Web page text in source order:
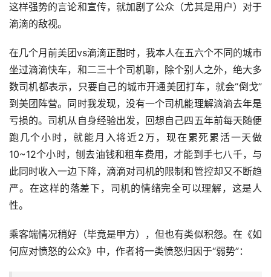
这样强势的言论和宣传，就加剧了公众（尤其是用户）对于
滴滴的敌视。
在几个月前美团vs滴滴正酣时，我本人在五六个不同的城市
坐过滴滴快车，和二三十个司机聊，除个别人之外，绝大多
数司机都表示，只要自己的城市开通美团打车，就会“倒戈”
到美团阵营。同时我发现，没有一个司机能理解滴滴去年是
亏损的。司机从自身经验出发，回想自己四五年前每天随便
跑几个小时，就能月入将近2万，现在累死累活一天做
10~12个小时，刨去油钱和租车费用，才能到手七八千，与
此同时收入一边下降，滴滴对司机的限制和管控却又不断趋
严。在这样的落差下，司机的情绪完全可以理解，这是人
性。
乘客端情况稍好（毕竟是甲方），但也有类似积怨。在《如
何应对愤怒的公众》中，作者将一类愤怒归因于“弱势”：